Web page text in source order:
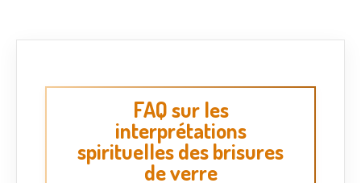
FAQ sur les
interprétations
spirituelles des brisures
de verre